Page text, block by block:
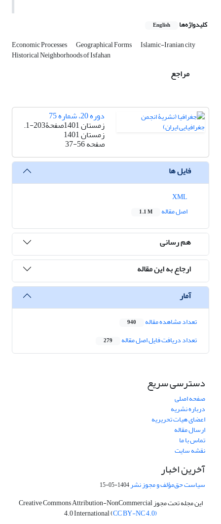
کلیدواژه‌ها English
Economic Processes Geographical Forms Islamic-Iranian city
Historical Neighborhoods of Isfahan
مراجع
دوره 20، شماره 75
زمستان 1401صفحۀ203-1.
زمستان 1401
صفحه37-56
فایل ها
اصل مقاله
1.1 M
هم رسانی
ارجاع به این مقاله
آمار
تعداد مشاهده مقاله 940
تعداد دریافت فایل اصل مقاله 279
دسترسی سریع
صفحه اصلی
درباره نشریه
اعضای هیات تحریریه
ارسال مقاله
تماس با ما
نقشه سایت
آخرین اخبار
سیاست حق‌مؤلف و مجوز نشر1404-05-15
این مجله تحت مجوز Creative Commons Attribution-NonCommercial
4.0 International (CC BY-NC 4.0)